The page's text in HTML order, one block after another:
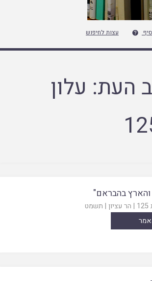
 עצות לחיפוש
העת: עלון
בהבראם"
| הר עציון | תשמט